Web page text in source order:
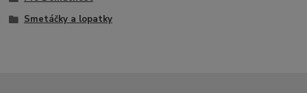
Smetáčky a lopatky